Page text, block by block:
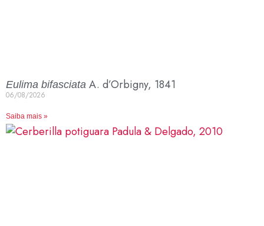
Eulima bifasciata A. d’Orbigny, 1841
06/08/2026
Saiba mais »